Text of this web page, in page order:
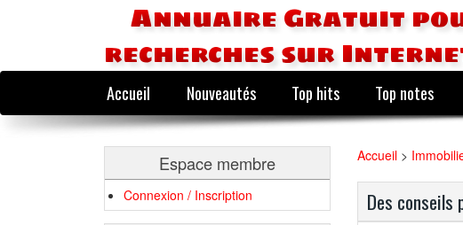
Annuaire Gratuit
recherches sur
Accueil Nouveautés Top hits Top notes
Espace membre
Connexion / Inscription
Accueil >
Des conseils